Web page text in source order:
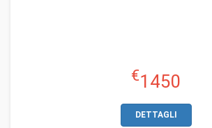
€1450
DETTAGLI